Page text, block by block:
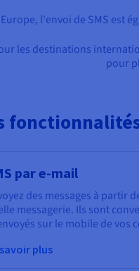
Europe, l'envoi de SMS est
les destinations
pour
par e-mail
des messages à partir
messagerie. Ils sont
sur le mobile de vos
plus